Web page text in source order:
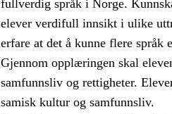
fullverdig språk i Norge.
elever verdifull innsikt i ulike
erfare at det å kunne flere språk
Gjennom opplæringen skal
samfunnsliv og rettigheter.
samisk kultur og samfunnsliv.